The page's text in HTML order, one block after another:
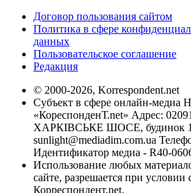
Договор пользования сайтом
Политика в сфере
данных
Пользовательское соглашение
Редакция
© 2000-2026, Korrespondent.net
Субъект в сфере онлайн-медиа
«КореспонденТ.net» Адрес:
ХАРКІВСЬКЕ ШОСЕ, будинок
sunlight@mediadim.com.ua
Идентификатор медиа - R40-
Использование любых
сайте, разрешается при условии
Корреспондент.net.